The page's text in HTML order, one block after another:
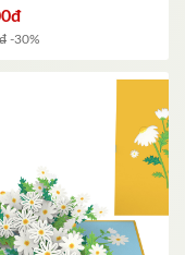
Đẹp, Sang Trọng -
lại 102x152mm
-30%